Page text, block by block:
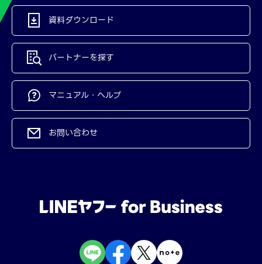
資料ダウンロード
パートナーを探す
マニュアル・ヘルプ
お問い合わせ